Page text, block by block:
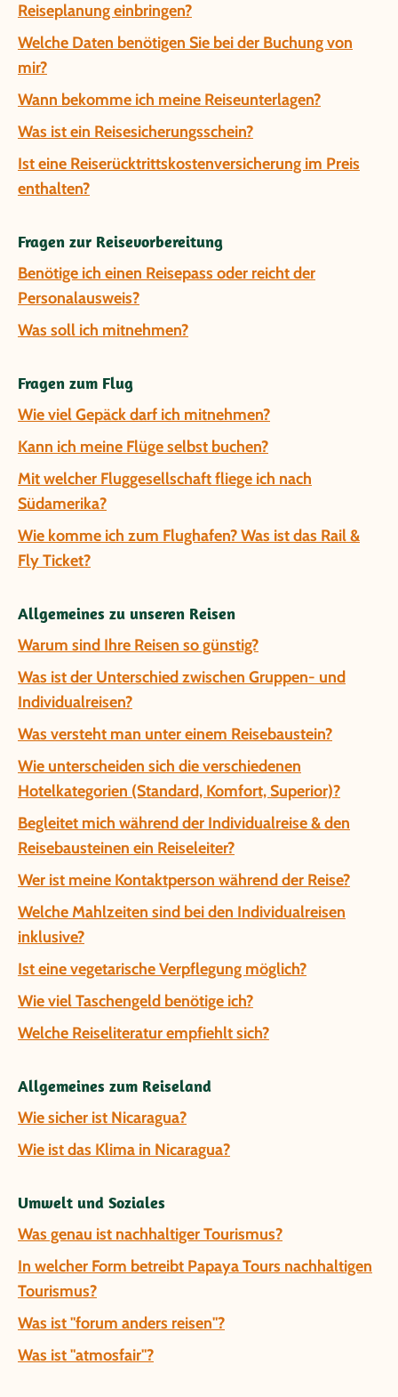
Reiseplanung einbringen?
Welche Daten benötigen Sie bei der Buchung von
mir?
Wann bekomme ich meine Reiseunterlagen?
Was ist ein Reisesicherungsschein?
Ist eine Reiserücktrittskostenversicherung im Preis
enthalten?
Fragen zur Reisevorbereitung
Benötige ich einen Reisepass oder reicht der
Personalausweis?
Was soll ich mitnehmen?
Fragen zum Flug
Wie viel Gepäck darf ich mitnehmen?
Kann ich meine Flüge selbst buchen?
Mit welcher Fluggesellschaft fliege ich nach
Südamerika?
Wie komme ich zum Flughafen? Was ist das Rail &
Fly Ticket?
Allgemeines zu unseren Reisen
Warum sind Ihre Reisen so günstig?
Was ist der Unterschied zwischen Gruppen- und
Individualreisen?
Was versteht man unter einem Reisebaustein?
Wie unterscheiden sich die verschiedenen
Hotelkategorien (Standard, Komfort, Superior)?
Begleitet mich während der Individualreise & den
Reisebausteinen ein Reiseleiter?
Wer ist meine Kontaktperson während der Reise?
Welche Mahlzeiten sind bei den Individualreisen
inklusive?
Ist eine vegetarische Verpflegung möglich?
Wie viel Taschengeld benötige ich?
Welche Reiseliteratur empfiehlt sich?
Allgemeines zum Reiseland
Wie sicher ist Nicaragua?
Wie ist das Klima in Nicaragua?
Umwelt und Soziales
Was genau ist nachhaltiger Tourismus?
In welcher Form betreibt Papaya Tours nachhaltigen
Tourismus?
Was ist "forum anders reisen"?
Was ist "atmosfair"?